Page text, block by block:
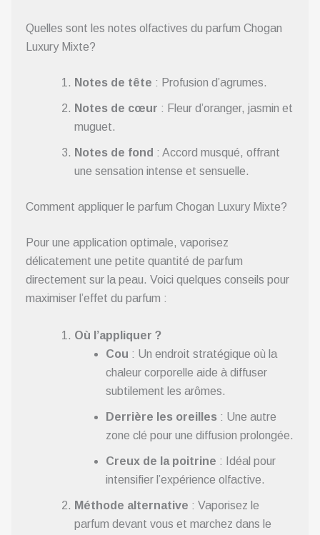
Quelles sont les notes olfactives du parfum Chogan
Luxury Mixte?
Notes de tête : Profusion d’agrumes.
Notes de cœur : Fleur d’oranger, jasmin et
muguet.
Notes de fond : Accord musqué, offrant
une sensation intense et sensuelle.
Comment appliquer le parfum Chogan Luxury Mixte?
Pour une application optimale, vaporisez
délicatement une petite quantité de parfum
directement sur la peau. Voici quelques conseils pour
maximiser l’effet du parfum :
Où l’appliquer ?
Cou : Un endroit stratégique où la
chaleur corporelle aide à diffuser
subtilement les arômes.
Derrière les oreilles : Une autre
zone clé pour une diffusion prolongée.
Creux de la poitrine : Idéal pour
intensifier l’expérience olfactive.
Méthode alternative : Vaporisez le
parfum devant vous et marchez dans le